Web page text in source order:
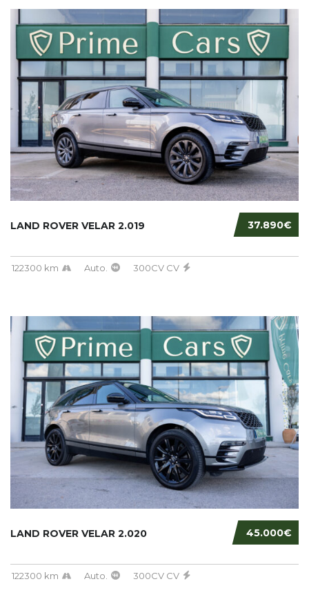
37.890€
LAND ROVER VELAR 2.019
122300 km Auto. 300CV CV
45.000€
LAND ROVER VELAR 2.020
122300 km Auto. 300CV CV